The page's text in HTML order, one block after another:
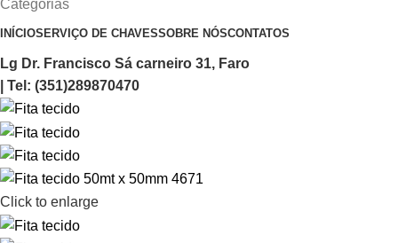
Categorias
INÍCIOSERVIÇO DE CHAVESSOBRE NÓSCONTATOS
Lg Dr. Francisco Sá carneiro 31, Faro
| Tel: (351)289870470
Click to enlarge